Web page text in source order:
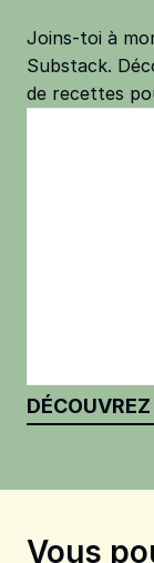
Joins-toi à
Substack.
de recettes
DÉCOUVREZ
Vous